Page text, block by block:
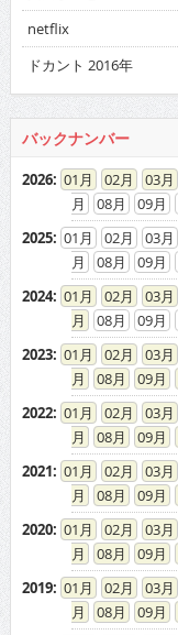
netflix
ドカント 2016年
バックナンバー
2026: 01 02 03
08
09
2025: 01 02 03
08
09
2024: 01 02 03
08
09
2023: 01 02 03
08
09
2022: 01 02 03
08
09
2021: 01 02 03
08
09
2020: 01 02 03
08
09
2019: 01 02 03
08
09